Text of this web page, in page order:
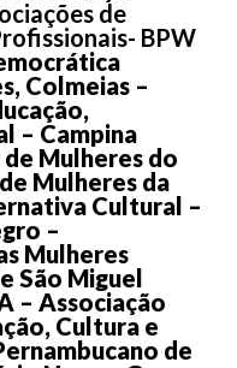
de
BPW
Colmeias –
– Campina
Mulheres do
Mulheres da
Cultural –
–
Mulheres
São Miguel
– Associação
Cultura e
de